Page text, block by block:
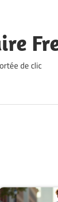
de clic